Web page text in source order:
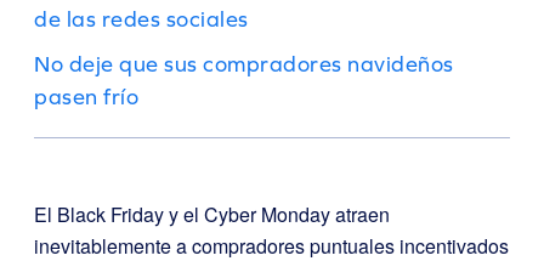
de las redes sociales
No deje que sus compradores navideños
pasen frío
El Black Friday y el Cyber Monday atraen
inevitablemente a compradores puntuales incentivados